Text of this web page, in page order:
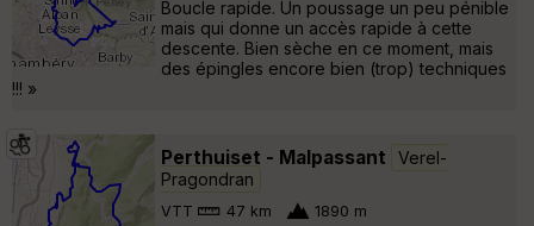
Boucle rapide. Un poussage un peu pénible
mais qui donne un accès rapide à cette
descente. Bien sèche en ce moment, mais
des épingles encore bien (trop) techniques
!!! »
Perthuiset - Malpassant
Verel-
Pragondran
VTT 47 km 1890 m